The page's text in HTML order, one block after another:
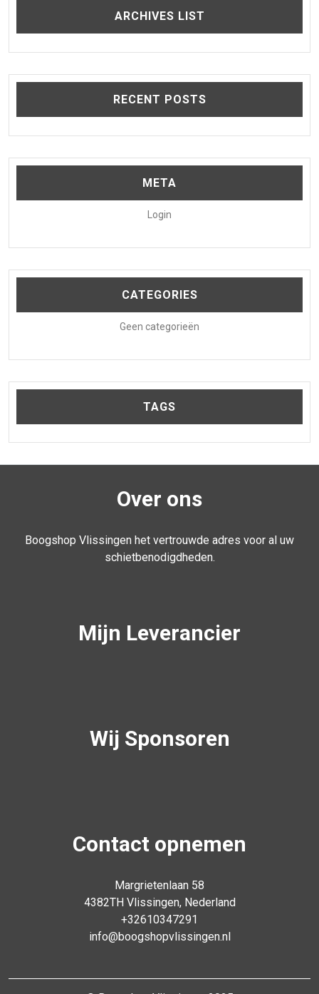
ARCHIVES LIST
RECENT POSTS
META
Login
CATEGORIES
Geen categorieën
TAGS
Over ons
Boogshop Vlissingen het vertrouwde adres voor al uw
schietbenodigdheden.
Mijn Leverancier
Wij Sponsoren
Contact opnemen
Margrietenlaan 58
4382TH Vlissingen, Nederland
+32610347291
info@boogshopvlissingen.nl